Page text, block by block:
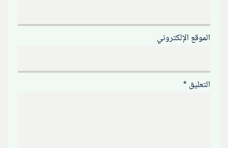
الموقع الإلكتروني
التعليق*